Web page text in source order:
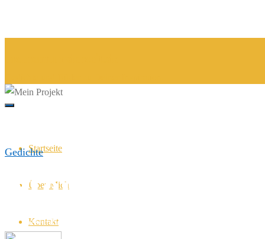
Startseite
Über Mich
Kontakt
Gedichte
Mein Projekt
14. Dezember 2018